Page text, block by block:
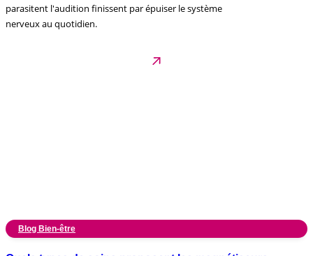
parasitent l'audition finissent par épuiser le système
nerveux au quotidien.
Blog Bien-être